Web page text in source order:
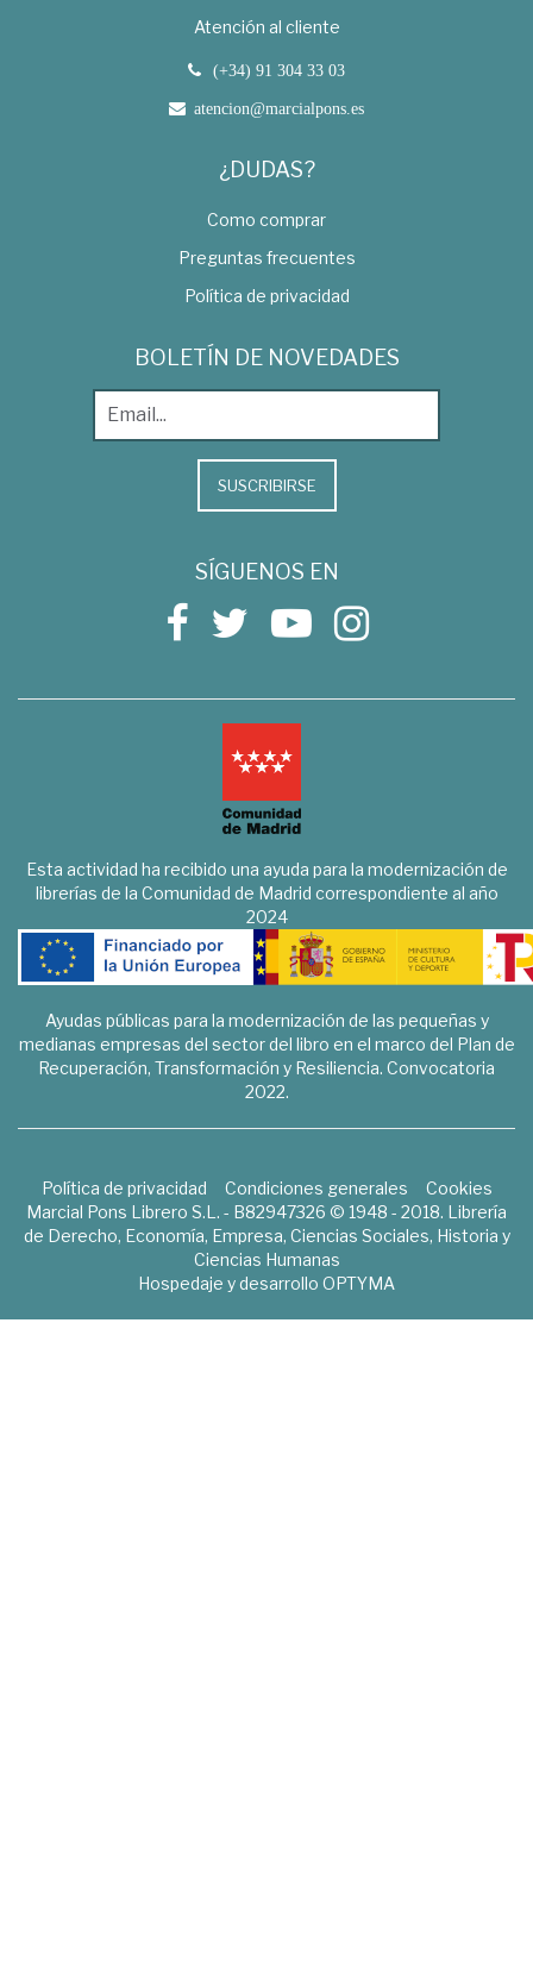
Atención al cliente
(+34) 91 304 33 03
atencion@marcialpons.es
¿DUDAS?
Como comprar
Preguntas frecuentes
Política de privacidad
BOLETÍN DE NOVEDADES
SUSCRIBIRSE
SÍGUENOS EN
Esta actividad ha recibido una ayuda para la modernización de
librerías de la Comunidad de Madrid correspondiente al año
2024
Ayudas públicas para la modernización de las pequeñas y
medianas empresas del sector del libro en el marco del Plan de
Recuperación, Transformación y Resiliencia. Convocatoria
2022.
Política de privacidad Condiciones generales
Cookies
Marcial Pons Librero S.L. - B82947326 © 1948 - 2018. Librería
de Derecho, Economía, Empresa, Ciencias Sociales, Historia y
Ciencias Humanas
Hospedaje y desarrollo OPTYMA